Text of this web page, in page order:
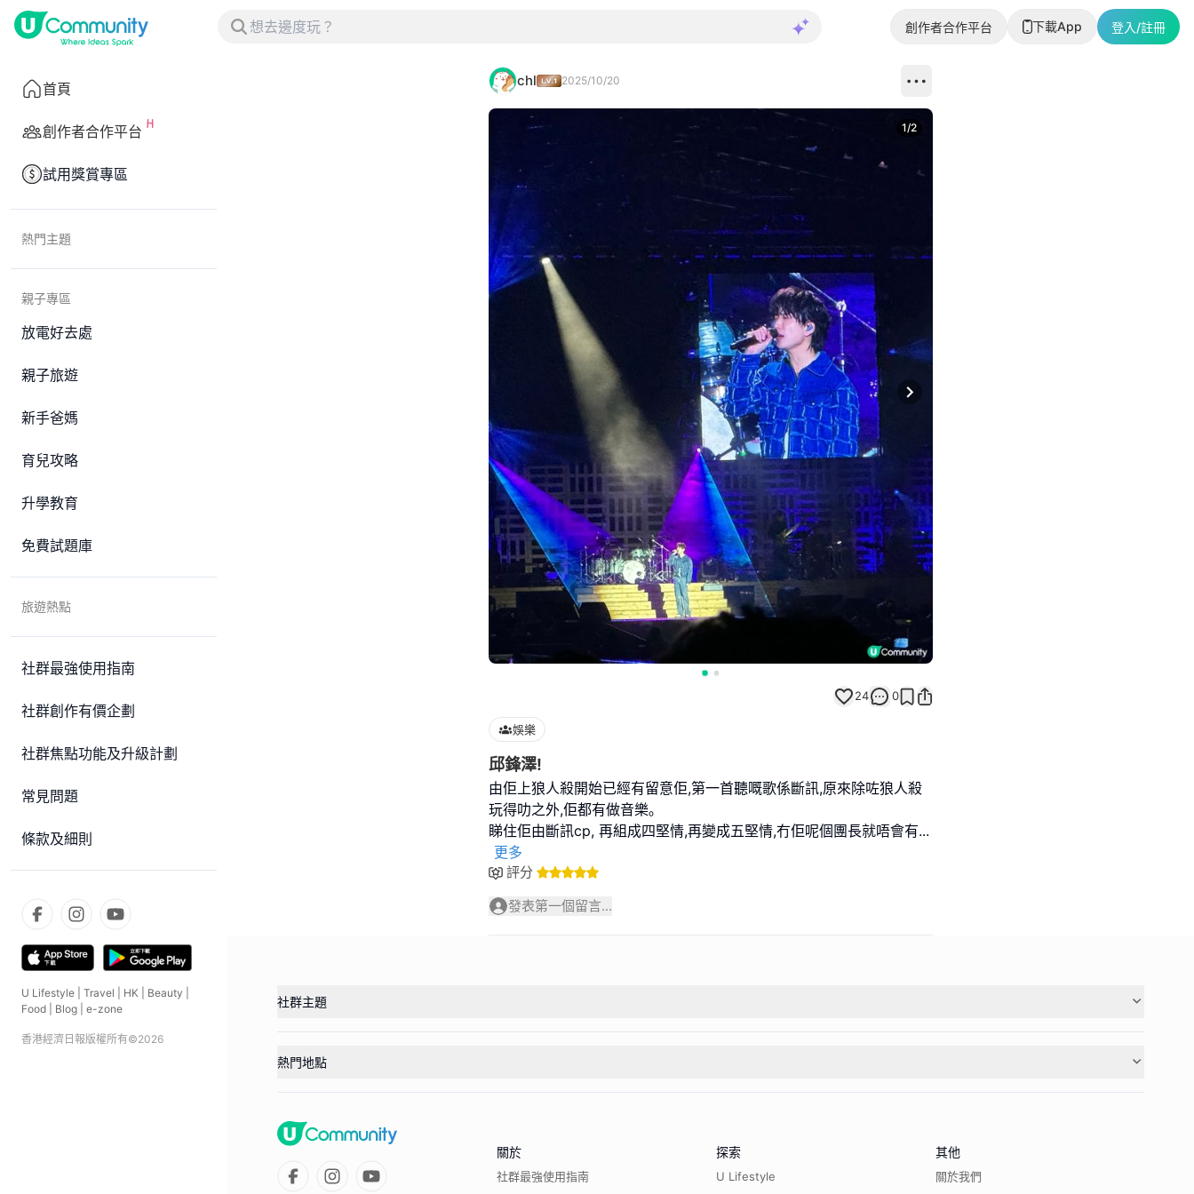
創作者合作平台 下載App 登入/註冊
首頁
創作者合作平台
試用獎賞專區
熱門主題
親子專區
放電好去處
親子旅遊
新手爸媽
育兒攻略
升學教育
免費試題庫
旅遊熱點
社群最強使用指南
社群創作有價企劃
社群焦點功能及升級計劃
常見問題
條款及細則
U Lifestyle Travel HK Beauty
Food
Blog e-zone
香港經濟日報版權所有©2026
chl 2025/10/20
Next slide
1/2
24 0
娛樂
邱鋒澤!
由佢上狼人殺開始已經有留意佢,第一首聽嘅歌係斷訊,原來除咗狼人殺
玩得叻之外,佢都有做音樂｡
睇住佢由斷訊cp, 再組成四堅情,再變成五堅情,冇佢呢個團長就唔會有...
更多
評分
發表第一個留言...
社群主題
熱門地點
關於
社群最強使用指南
探索
U Lifestyle
其他
關於我們